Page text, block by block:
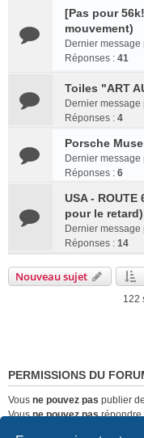
[Pas pour
mouvement)
Dernier message
Réponses : 41
Toiles "ART
Dernier message
Réponses : 4
Porsche
Dernier message
Réponses : 6
USA -
pour le retard)
Dernier message
Réponses : 14
Nouveau sujet
122
PERMISSIONS DU
Vous ne pouvez pas publier
Vousne pouvez pasrépondre